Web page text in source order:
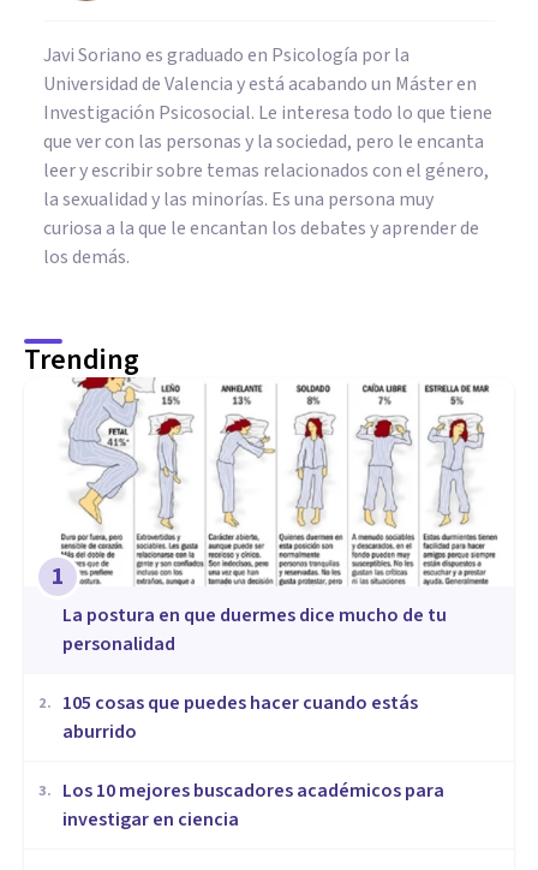
Javi Soriano es graduado en Psicología por la
Universidad de Valencia y está acabando un Máster en
Investigación Psicosocial. Le interesa todo lo que tiene
que ver con las personas y la sociedad, pero le encanta
leer y escribir sobre temas relacionados con el género,
la sexualidad y las minorías. Es una persona muy
curiosa a la que le encantan los debates y aprender de
los demás.
Trending
1
La postura en que duermes dice mucho de tu
personalidad
2.
105 cosas que puedes hacer cuando estás
aburrido
3.
Los 10 mejores buscadores académicos para
investigar en ciencia